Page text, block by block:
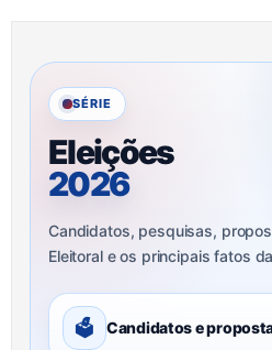
SÉRIE
Eleições
2026
Candidatos, pesquisas,
Eleitoral e os principais fatos
🗳 Candidatos e